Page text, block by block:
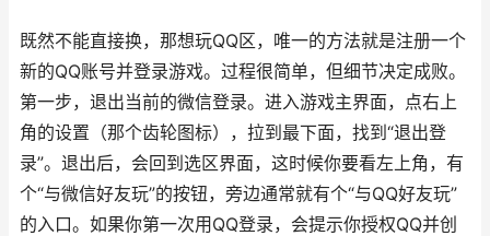
既然不能直接换，那想玩QQ区，唯一的方法就是注册一个
新的QQ账号并登录游戏。过程很简单，但细节决定成败。
第一步，退出当前的微信登录。进入游戏主界面，点右上
角的设置（那个齿轮图标），拉到最下面，找到“退出登
录”。退出后，会回到选区界面，这时候你要看左上角，有
个“与微信好友玩”的按钮，旁边通常就有个“与QQ好友玩”
的入口。如果你第一次用QQ登录，会提示你授权QQ并创